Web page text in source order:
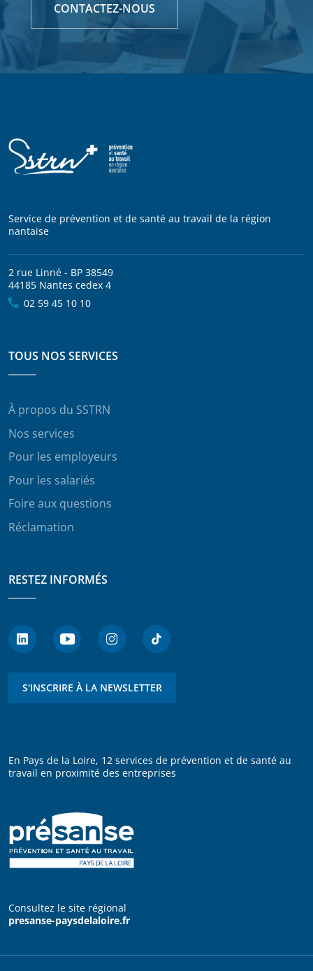
CONTACTEZ-NOUS
Service de prévention et de santé au travail de la région
nantaise
2 rue Linné - BP 38549
44185 Nantes cedex 4
02 59 45 10 10
TOUS NOS SERVICES
À propos du SSTRN
Nos services
Pour les employeurs
Pour les salariés
Foire aux questions
Réclamation
RESTEZ INFORMÉS
S'INSCRIRE À LA NEWSLETTER
En Pays de la Loire, 12 services de prévention et de santé au
travail en proximité des entreprises
Consultez le site régional
presanse-paysdelaloire.fr